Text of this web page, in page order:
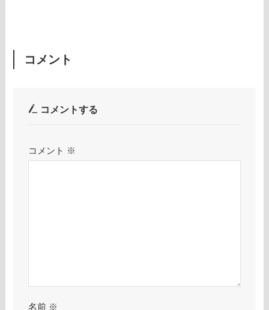
コメント
コメントする
コメント ※
名前 ※